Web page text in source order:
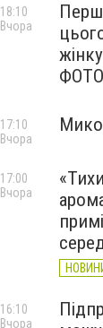
ФОТО
18:10
Вчора
17:10
Вчора
17:00
Вчора
16:10
Вчора